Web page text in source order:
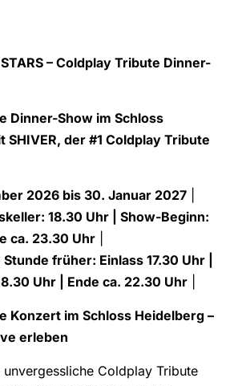
STARS – Coldplay Tribute Dinner-
Dinner-Show im Schloss
SHIVER, der #1 Coldplay Tribute
2026 bis 30. Januar 2027
18.30 Uhr | Show-Beginn:
ca. 23.30 Uhr
früher: Einlass 17.30 Uhr |
Uhr | Ende ca. 22.30 Uhr
Konzert im Schloss Heidelberg –
erleben
unvergessliche Coldplay Tribute